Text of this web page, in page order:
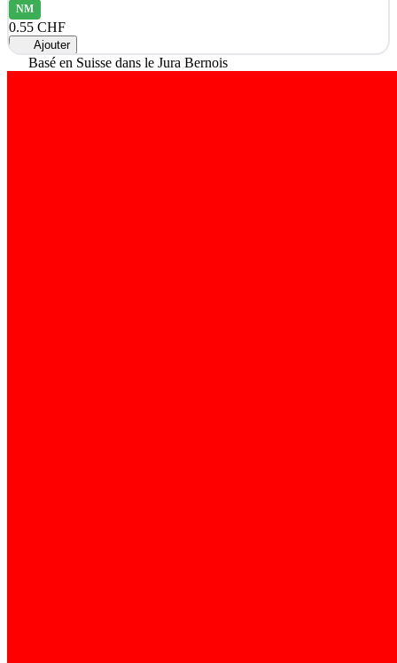
NM
0.55 CHF
Ajouter
Basé en Suisse dans le Jura Bernois